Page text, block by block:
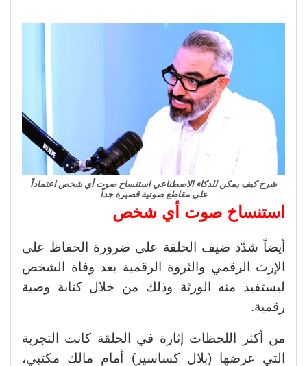
شرح كيف يمكن للذكاء الاصطناعي استنساخ صوت أي شخص اعتماداً
على مقاطع صوتية قصيرة جداً
استنساخ صوت أي شخص
أيضاً شدّد ضيف الحلقة على ضرورة الحفاظ على
الإرث الرقمي والثروة الرقمية بعد وفاة الشخص
ليستفيد منه الورثة وذلك من خلال كتابة وصية
رقمية.
من أكثر اللحظات إثارة في الحلقة كانت التجربة
التي عرضها (بلال كساسير) أمام مالك مكتبي،